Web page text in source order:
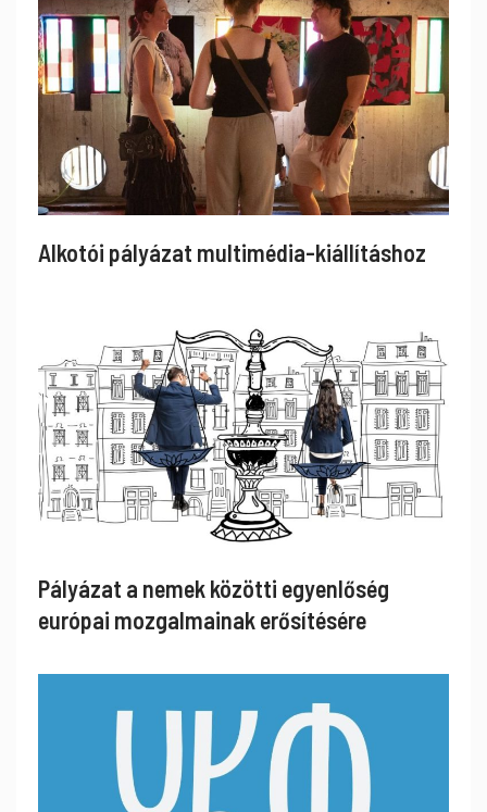
Alkotói pályázat multimédia-kiállításhoz
Pályázat a nemek közötti egyenlőség
európai mozgalmainak erősítésére